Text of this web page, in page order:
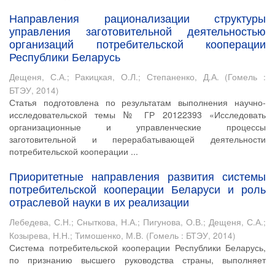
Направления рационализации структуры
управления заготовительной деятельностью
организаций потребительской кооперации
Республики Беларусь
Дещеня, С.А.; Ракицкая, О.Л.; Степаненко, Д.А. (Гомель :
БТЭУ, 2014)
Статья подготовлена по результатам выполнения научно-
исследовательской темы № ГР 20122393 «Исследовать
организационные и управленческие процессы
заготовительной и перерабатывающей деятельности
потребительской кооперации ...
Приоритетные направления развития системы
потребительской кооперации Беларуси и роль
отраслевой науки в их реализации
Лебедева, С.Н.; Сныткова, Н.А.; Пигунова, О.В.; Дещеня, С.А.;
Козырева, Н.Н.; Тимошенко, М.В. (Гомель : БТЭУ, 2014)
Система потребительской кооперации Республики Беларусь,
по признанию высшего руководства страны, выполняет